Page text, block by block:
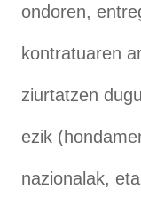
ondoren,
kontratuaren
ziurtatzen
ezik
nazionalak,